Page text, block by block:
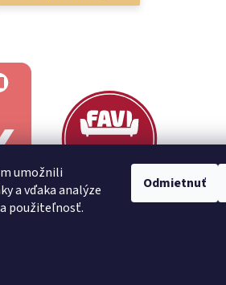
umožnili
a vďaka analýze
použiteľnosť.
Odmietnuť